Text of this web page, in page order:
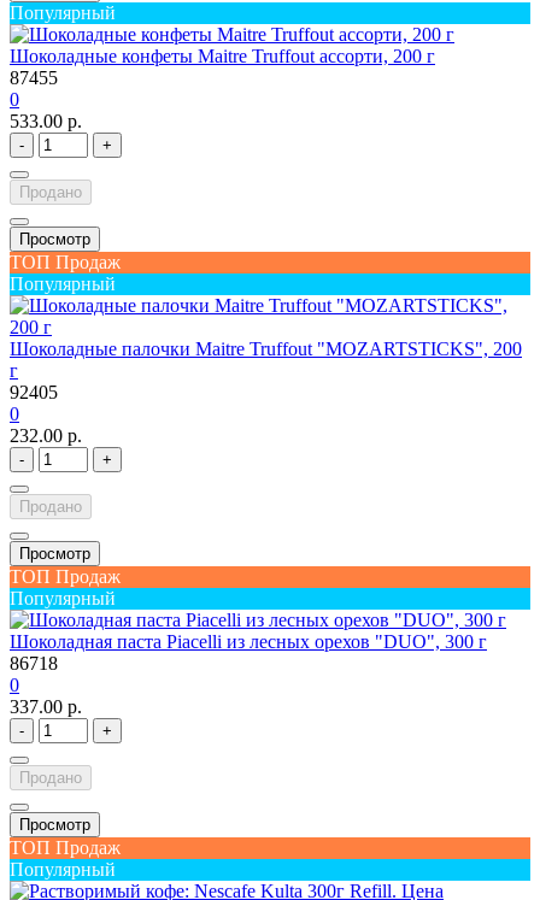
Популярный
Шоколадные конфеты Maitre Truffout ассорти, 200 г
87455
0
533.00 р.
- +
Продано
Просмотр
ТОП Продаж
Популярный
Шоколадные палочки Maitre Truffout "MOZARTSTICKS", 200
г
92405
0
232.00 р.
- +
Продано
Просмотр
ТОП Продаж
Популярный
Шоколадная паста Piacelli из лесных орехов "DUO", 300 г
86718
0
337.00 р.
- +
Продано
Просмотр
ТОП Продаж
Популярный